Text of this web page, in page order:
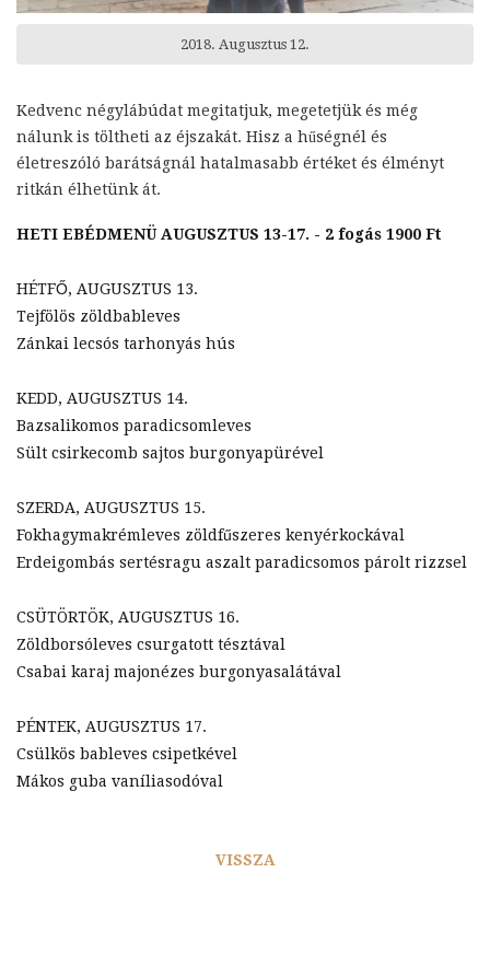
2018. Augusztus 12.
Kedvenc négylábúdat megitatjuk, megetetjük és még
nálunk is töltheti az éjszakát. Hisz a hűségnél és
életreszóló barátságnál hatalmasabb értéket és élményt
ritkán élhetünk át.
HETI EBÉDMENÜ AUGUSZTUS 13-17. - 2 fogás 1900 Ft
HÉTFŐ, AUGUSZTUS 13.
Tejfölös zöldbableves
Zánkai lecsós tarhonyás hús
KEDD, AUGUSZTUS 14.
Bazsalikomos paradicsomleves
Sült csirkecomb sajtos burgonyapürével
SZERDA, AUGUSZTUS 15.
Fokhagymakrémleves zöldfűszeres kenyérkockával
Erdeigombás sertésragu aszalt paradicsomos párolt rizzsel
CSÜTÖRTÖK, AUGUSZTUS 16.
Zöldborsóleves csurgatott tésztával
Csabai karaj majonézes burgonyasalátával
PÉNTEK, AUGUSZTUS 17.
Csülkös bableves csipetkével
Mákos guba vaníliasodóval
VISSZA